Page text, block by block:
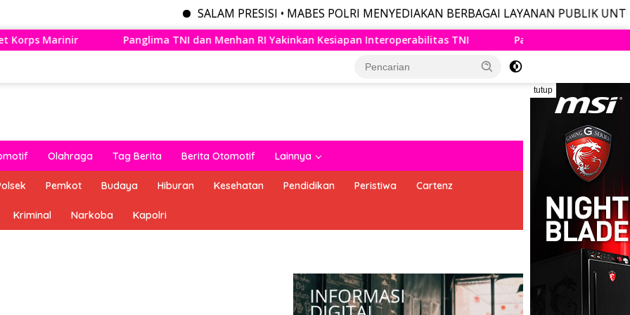
SALAM PRESISI • MABES POLRI MENYEDIAKAN BERBAGAI LAYANAN PUBLIK UNTUK
TNI dan Menhan RI Yakinkan Kesiapan Interoperabilitas TNI Panglima TNI Dampingi Menko Polkam
tutup
Olahraga Tag Berita Berita Otomotif Lainnya
Pemkot Budaya Hiburan Kesehatan Pendidikan Peristiwa Cartenz
Kriminal Narkoba Kapolri